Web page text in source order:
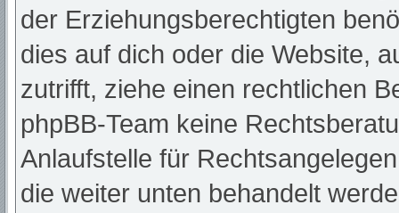
der Erziehungsberechtigten
dies auf dich oder die Website,
zutrifft, ziehe einen rechtlichen
phpBB-Team keine
Anlaufstelle für
die weiter unten behandelt